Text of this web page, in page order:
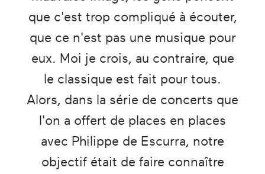
que c'est trop compliqué à écouter,
que ce n'est pas une musique pour
eux. Moi je crois, au contraire, que
le classique est fait pour tous.
Alors, dans la série de concerts que
l'on a offert de places en places
avec Philippe de Escurra, notre
objectif était de faire connaître